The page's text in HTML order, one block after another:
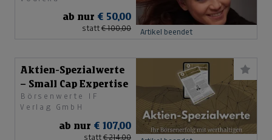
ab nur € 50,00
statt € 100,00 Artikel beendet
Aktien-Spezialwerte
– Small Cap Expertise
Börsenwerte IF
Verlag GmbH
ab nur € 107,00
statt € 214,00